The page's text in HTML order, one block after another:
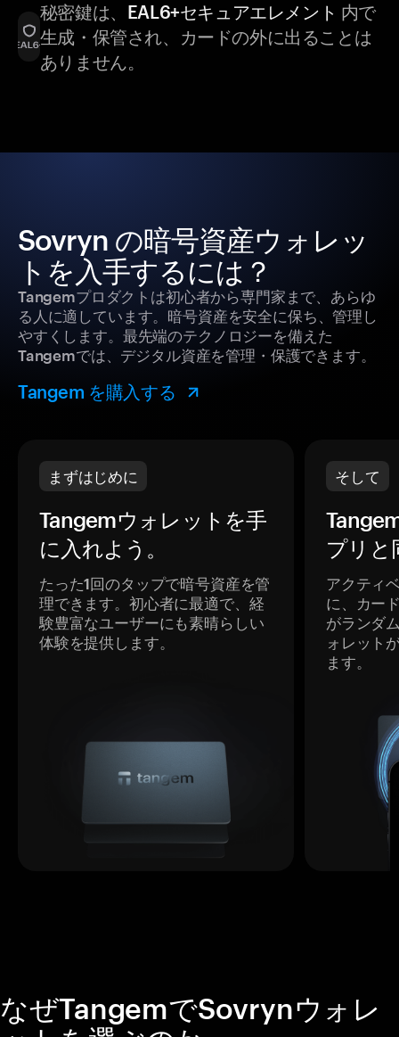
秘密鍵は、 EAL6+セキュアエレメント 内で
生成・保管され、カードの外に出ることは
ありません。
Sovryn の暗号資産ウォレッ
トを入手するには？
Tangemプロダクトは初心者から専門家まで、あらゆ
る人に適しています。暗号資産を安全に保ち、管理し
やすくします。最先端のテクノロジーを備えた
Tangemでは、デジタル資産を管理・保護できます。
Tangem を購入する
まずはじめに
Tangemウォレットを手
に入れよう。
たった1回のタップで暗号資産を管
理できます。初心者に最適で、経
験豊富なユーザーにも素晴らしい
体験を提供します。
そして
プリと
アクティ
に、カー
がランダ
ォレット
ます。
なぜTangemでSovrynウォレ